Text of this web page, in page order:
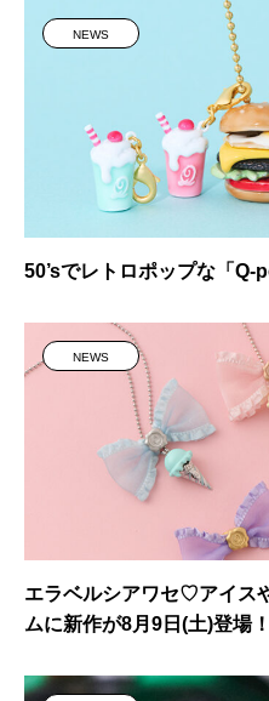
NEWS
50’sでレトロポップな「
NEWS
エラベルシアワセ♡アイス
ムに新作が8月9日(土)登場！